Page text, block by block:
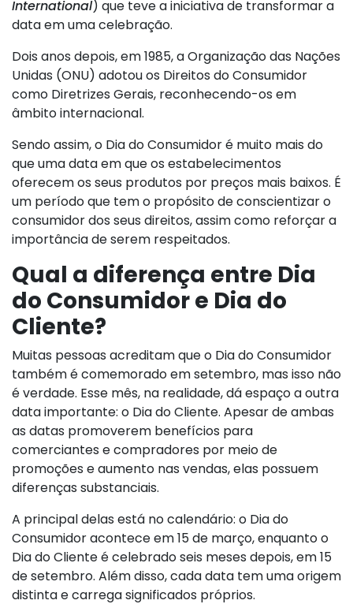
International) que teve a iniciativa de transformar a
data em uma celebração.
Dois anos depois, em 1985, a Organização das Nações
Unidas (ONU) adotou os Direitos do Consumidor
como Diretrizes Gerais, reconhecendo-os em
âmbito internacional.
Sendo assim, o Dia do Consumidor é muito mais do
que uma data em que os estabelecimentos
oferecem os seus produtos por preços mais baixos. É
um período que tem o propósito de conscientizar o
consumidor dos seus direitos, assim como reforçar a
importância de serem respeitados.
Qual a diferença entre Dia
do Consumidor e Dia do
Cliente?
Muitas pessoas acreditam que o Dia do Consumidor
também é comemorado em setembro, mas isso não
é verdade. Esse mês, na realidade, dá espaço a outra
data importante: o Dia do Cliente. Apesar de ambas
as datas promoverem benefícios para
comerciantes e compradores por meio de
promoções e aumento nas vendas, elas possuem
diferenças substanciais.
A principal delas está no calendário: o Dia do
Consumidor acontece em 15 de março, enquanto o
Dia do Cliente é celebrado seis meses depois, em 15
de setembro. Além disso, cada data tem uma origem
distinta e carrega significados próprios.